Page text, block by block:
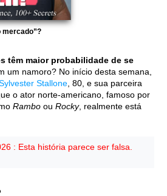
mercado”?
têm maior probabilidade de se
um namoro? No início desta semana,
Stallone , 80, e sua parceira
o ator norte-americano, famoso por
Rambo ou Rocky, realmente está
: Esta história parece ser falsa.